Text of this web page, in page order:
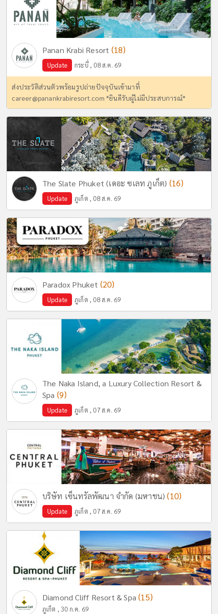
Panan Krabi Resort (18)
Update กระบี่ , 08 ส.ค. 69
ส่งประวัติส่วนตัวพร้อมรูปถ่ายปัจจุบันเข้ามาที่
career@panankrabiresort.com *ยินดีรับผู้ไม่มีประสบการณ์*
The Slate Phuket (เดอะ ซเลท ภูเก็ต) (16)
Update ภูเก็ต , 08 ส.ค. 69
Paradox Phuket (20)
Update ภูเก็ต , 08 ส.ค. 69
The Naka Island, a Luxury Collection Resort &
Spa (9)
Update ภูเก็ต , 07 ส.ค. 69
บริษัท เซ็นทรัลพัฒนา จำกัด (มหาชน)(10)
Update ภูเก็ต , 07 ส.ค. 69
Diamond Cliff Resort & Spa(15)
ภูเก็ต , 30 ก.ค. 69